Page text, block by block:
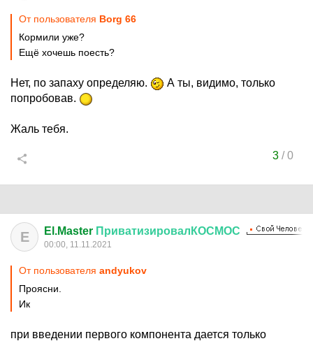
От пользователя Borg 66
Кормили уже?
Ещё хочешь поесть?
Нет, по запаху определяю.
А ты, видимо, только
попробовав.
Жаль тебя.
3/0
E El.Master ПриватизировалКОСМОС
00:00, 11.11.2021
От пользователя andyukov
Проясни.
Ик
при введении первого компонента дается только